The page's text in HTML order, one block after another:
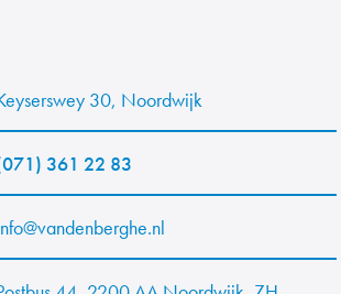
30, Noordwijk
361 22 83